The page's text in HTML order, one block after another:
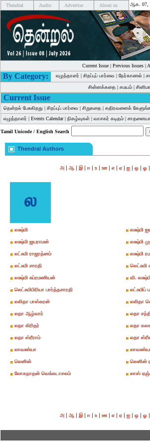
Thendral Audio Advertise About us ஆக. 07,
Current Issue| Previous Issues|
By Category: எழுத்தாளர் | சிறப்புப் பார்வை | நேர்காணல் |
சின்னக்கதை | சமயம் |
Current Issue
தென்றல் பேசுகிறது | சிறப்புப் பார்வை | சிறுகதை | கதிரவனைக்
எழுத்தாளர் | Events Calendar| நிகழ்வுகள் | வாசகர் கடிதம் |
Tamil Unicode / English Search
Thendral Authors
அ | ஆ | இ| ஈ | உ | ஊ | எ | ஏ | ஐ | ஒ | ஓ |
ல
லக்ஷ்மி லக்ஷ்மி
லக்ஷ்மி ஜயராமன் லக்ஷ்மி
லட்சுமி ராஜரத்னம் லக்ஷ்மி
லட்சுமி சாரதி லெட்சுமி
லக்ஷ்மி சுப்ரமணியன் வி.
லெட்சுமிபிரியா பார்த்தசாரதி லட்சுமிப்
லலிதா பாஸ்கரன் லலிதா
லதா ஆழ்வார் லதா
லதா கிரிதர் லதா
லதா ஸ்ரீராம் லதா
லாவண்யா
லெனின் லெனின்
லோகநாதன் வெங்கடாசலம் லாஸ்
அ | ஆ | இ| ஈ | உ | ஊ | எ | ஏ | ஐ | ஒ | ஓ |